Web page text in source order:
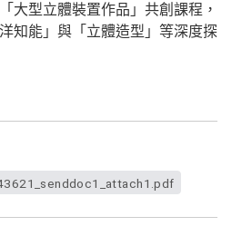
大型立體裝置作品」共創課程，
知能」與「立體造型」等深度探